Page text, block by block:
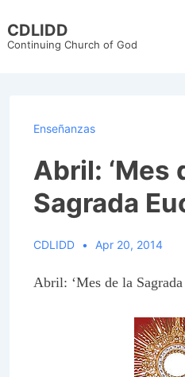
Skip
CDLIDD
Continuing Church of God
Enseñanzas
Abril: ‘Mes
Sagrada
CDLIDD Apr 20, 2014
Abril: ‘Mes de la Sagrada